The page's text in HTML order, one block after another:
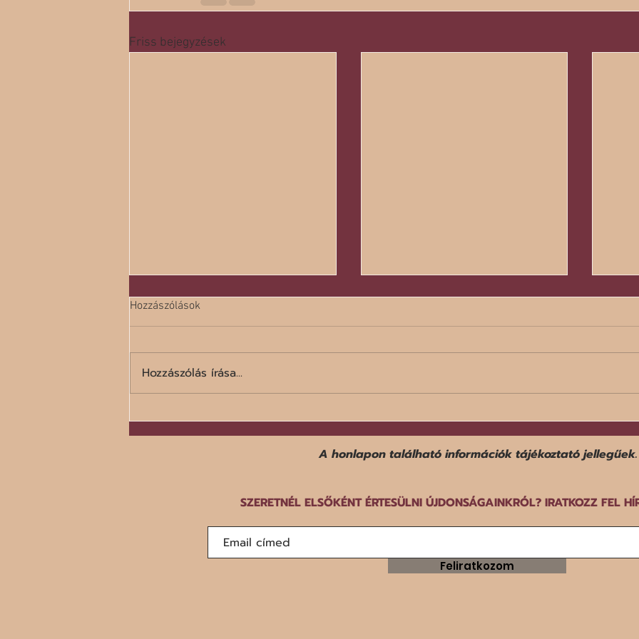
Friss bejegyzések
kézilabda-válogatott a dán-
norvég-svéd közös rendezésű
Hozzászólások
Hozzászólás írása...
A honlapon található információk tájékoztató jellegűek.
SZERETNÉL ELSŐKÉNT ÉRTESÜLNI ÚJDONSÁGAINKRÓL? IRATKOZZ FEL
Feliratkozom